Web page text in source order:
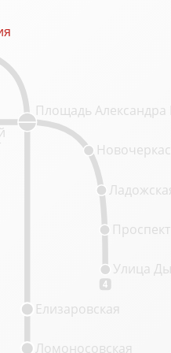
4
Площадь Александра
Улица
Ломоносовская
Елизаровская